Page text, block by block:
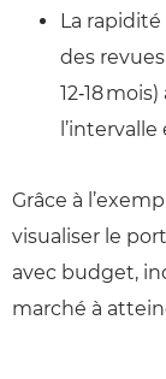
La
des
12‑18
Grâce à
visualiser le
avec budget,
marché à